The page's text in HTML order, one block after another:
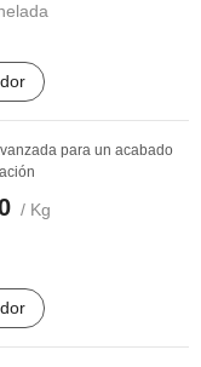
para un acabado
/ Kg